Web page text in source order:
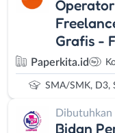
Grafis -
Paperkita.id
SMA/SMK, D3,
Dibutuhkan
Bidan